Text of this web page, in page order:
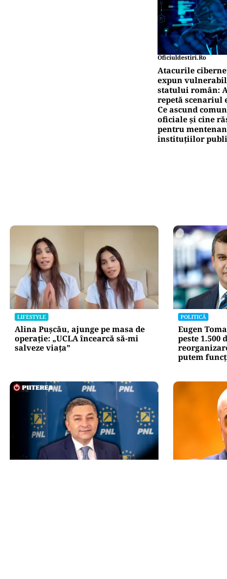
Oficiuldestiri.ro
Atacurile
expun
statului român:
repetă scenariul
Ce ascund
oficiale și cine
pentru
instituțiilor
LIFESTYLE
Alina Pușcău, ajunge pe masa de
operație: „UCLA încearcă să-mi
salveze viața”
POLITICĂ
Eugen
peste
putem